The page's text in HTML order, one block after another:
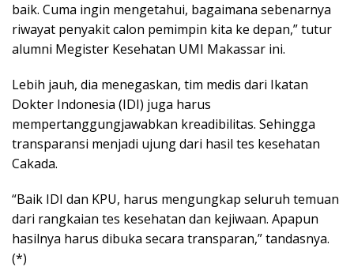
baik. Cuma ingin mengetahui, bagaimana sebenarnya
riwayat penyakit calon pemimpin kita ke depan,” tutur
alumni Megister Kesehatan UMI Makassar ini.
Lebih jauh, dia menegaskan, tim medis dari Ikatan
Dokter Indonesia (IDI) juga harus
mempertanggungjawabkan kreadibilitas. Sehingga
transparansi menjadi ujung dari hasil tes kesehatan
Cakada.
“Baik IDI dan KPU, harus mengungkap seluruh temuan
dari rangkaian tes kesehatan dan kejiwaan. Apapun
hasilnya harus dibuka secara transparan,” tandasnya.
(*)